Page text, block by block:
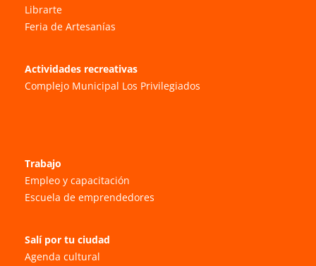
Librarte
Feria de Artesanías
Actividades recreativas
Complejo Municipal Los Privilegiados
Trabajo
Empleo y capacitación
Escuela de emprendedores
Salí por tu ciudad
Agenda cultural